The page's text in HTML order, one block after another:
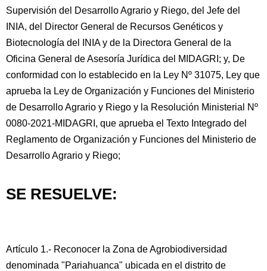
Supervisión del Desarrollo Agrario y Riego, del Jefe del
INIA, del Director General de Recursos Genéticos y
Biotecnología del INIA y de la Directora General de la
Oficina General de Asesoría Jurídica del MIDAGRI; y, De
conformidad con lo establecido en la Ley Nº 31075, Ley que
aprueba la Ley de Organización y Funciones del Ministerio
de Desarrollo Agrario y Riego y la Resolución Ministerial Nº
0080-2021-MIDAGRI, que aprueba el Texto Integrado del
Reglamento de Organización y Funciones del Ministerio de
Desarrollo Agrario y Riego;
SE RESUELVE:
Artículo 1.- Reconocer la Zona de Agrobiodiversidad
denominada "Pariahuanca" ubicada en el distrito de